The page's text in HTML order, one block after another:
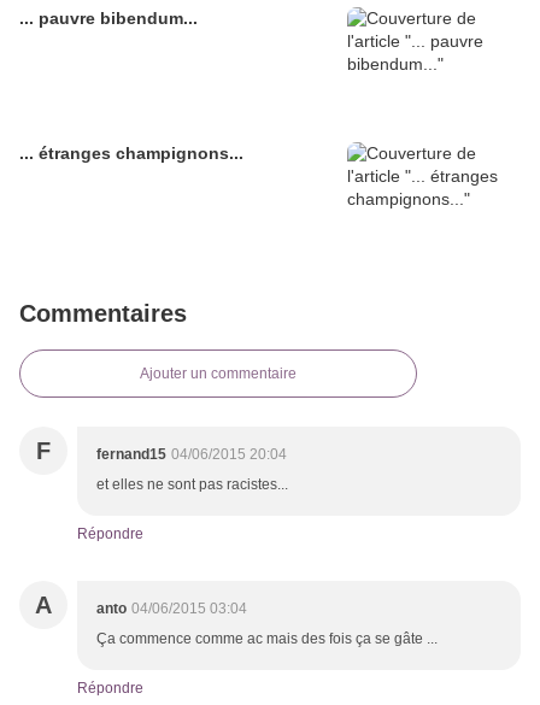
... pauvre bibendum...
... étranges champignons...
Commentaires
Ajouter un commentaire
F fernand15 04/06/2015 20:04
et elles ne sont pas racistes...
Répondre
A anto 04/06/2015 03:04
Ça commence comme ac mais des fois ça se gâte ...
Répondre